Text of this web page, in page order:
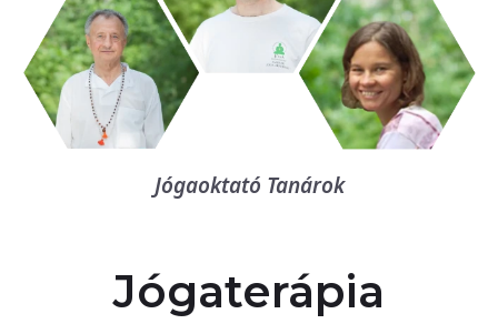
Jógaoktató Tanárok
Jógaterápia